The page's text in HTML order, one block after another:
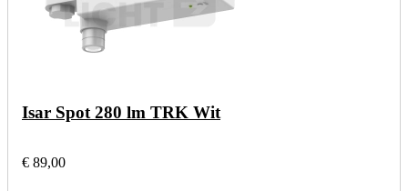
Isar Spot 280 lm TRK Wit
€ 89,00